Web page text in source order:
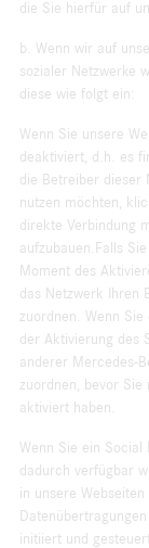
die Sie hierfür auf
b. Wenn wir auf
sozialer Netzwerke
diese wie folgt ein:
Wenn Sie unsere
deaktiviert, d.h. es
die Betreiber dieser
nutzen möchten,
direkte Verbindung
aufzubauen.Falls
Moment des
das Netzwerk Ihren
zuordnen. Wenn
der Aktivierung des
anderer Mercedes-
zuordnen, bevor
aktiviert haben.
Wenn Sie ein
dadurch verfügbar
in unsere
initiiert und